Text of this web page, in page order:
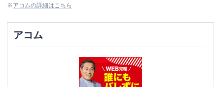
※アコムの詳細はこちら
アコム